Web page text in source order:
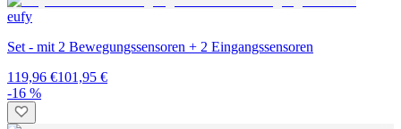
eufy
Set - mit 2 Bewegungssensoren + 2 Eingangssensoren
119,96 €101,95 €
-16 %